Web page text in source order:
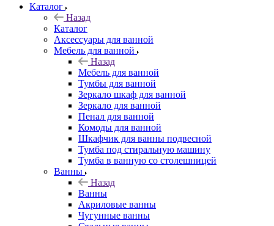
Каталог
Назад
Каталог
Аксессуары для ванной
Мебель для ванной
Назад
Мебель для ванной
Тумбы для ванной
Зеркало шкаф для ванной
Зеркало для ванной
Пенал для ванной
Комоды для ванной
Шкафчик для ванны подвесной
Тумба под стиральную машину
Тумба в ванную со столешницей
Ванны
Назад
Ванны
Акриловые ванны
Чугунные ванны